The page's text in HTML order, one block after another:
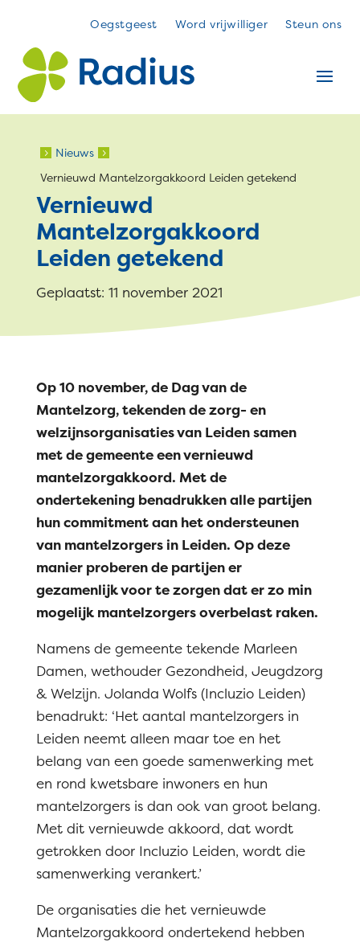
Oegstgeest Word vrijwilliger Steun ons
5 Nieuws 5
Vernieuwd Mantelzorgakkoord Leiden getekend
Vernieuwd
Mantelzorgakkoord
Leiden getekend
Geplaatst: 11 november 2021
Op 10 november, de Dag van de
Mantelzorg, tekenden de zorg- en
welzijnsorganisaties van Leiden samen
met de gemeente een vernieuwd
mantelzorgakkoord. Met de
ondertekening benadrukken alle partijen
hun commitment aan het ondersteunen
van mantelzorgers in Leiden. Op deze
manier proberen de partijen er
gezamenlijk voor te zorgen dat er zo min
mogelijk mantelzorgers overbelast raken.
Namens de gemeente tekende Marleen
Damen, wethouder Gezondheid, Jeugdzorg
& Welzijn. Jolanda Wolfs (Incluzio Leiden)
benadrukt: ‘Het aantal mantelzorgers in
Leiden neemt alleen maar toe en het
belang van een goede samenwerking met
en rond kwetsbare inwoners en hun
mantelzorgers is dan ook van groot belang.
Met dit vernieuwde akkoord, dat wordt
getrokken door Incluzio Leiden, wordt die
samenwerking verankert.’
De organisaties die het vernieuwde
Mantelzorgakkoord ondertekend hebben